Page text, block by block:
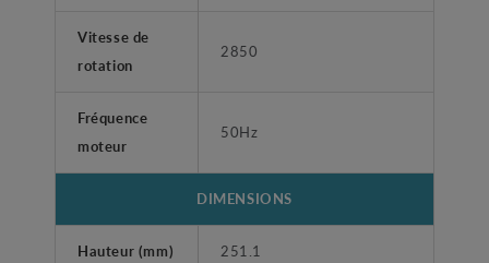
Vitesse de
rotation
2850
Fréquence
moteur
50Hz
DIMENSIONS
Hauteur (mm) 251.1